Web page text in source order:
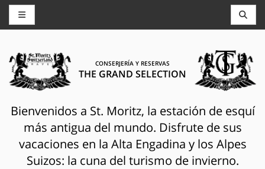
CONSERJERÍA Y RESERVAS
THE GRAND SELECTION
Bienvenidos a St. Moritz, la estación de esquí
más antigua del mundo. Disfrute de sus
vacaciones en la Alta Engadina y los Alpes
Suizos: la cuna del turismo de invierno.